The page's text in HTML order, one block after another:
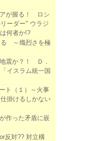
が握る！ ロシ
ーダー" ウラジ
何者か!?
る ～熾烈さを極
震か？！ Ｄ．
イスラム統一国
ト（１）～火事
掛けるしかない
作った矛盾に嵌
反対?? 対立構